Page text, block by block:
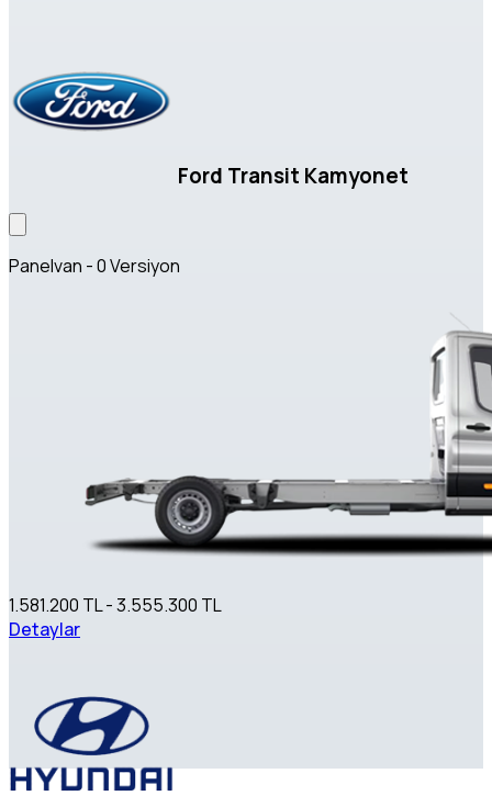
Ford Transit Kamyonet
Panelvan - 0 Versiyon
1.581.200 TL - 3.555.300 TL
Detaylar